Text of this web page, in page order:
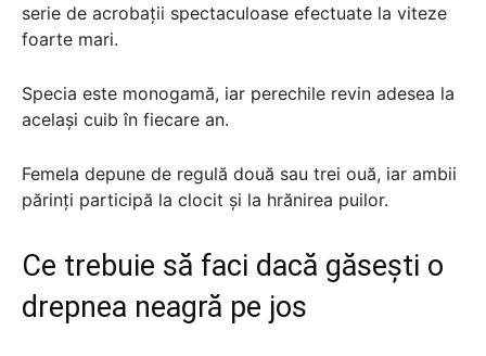
serie de acrobații spectaculoase efectuate la viteze
foarte mari.
Specia este monogamă, iar perechile revin adesea la
același cuib în fiecare an.
Femela depune de regulă două sau trei ouă, iar ambii
părinți participă la clocit și la hrănirea puilor.
Ce trebuie să faci dacă găsești o
drepnea neagră pe jos